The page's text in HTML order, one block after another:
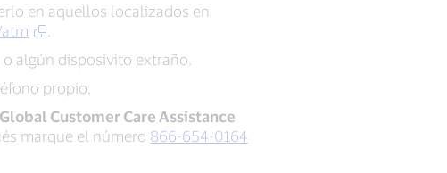
en aquellos localizados en
algún disposivito extraño.
propio.
Customer Care Assistance
marque el número 866-654-0164